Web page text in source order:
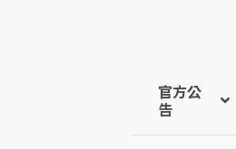
官方公
告